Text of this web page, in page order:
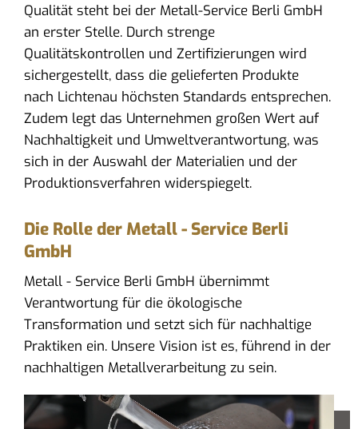
Qualität steht bei der Metall-Service Berli GmbH
an erster Stelle. Durch strenge
Qualitätskontrollen und Zertifizierungen wird
sichergestellt, dass die gelieferten Produkte
nach Lichtenau höchsten Standards entsprechen.
Zudem legt das Unternehmen großen Wert auf
Nachhaltigkeit und Umweltverantwortung, was
sich in der Auswahl der Materialien und der
Produktionsverfahren widerspiegelt.
Die Rolle der Metall - Service Berli
GmbH
Metall - Service Berli GmbH übernimmt
Verantwortung für die ökologische
Transformation und setzt sich für nachhaltige
Praktiken ein. Unsere Vision ist es, führend in der
nachhaltigen Metallverarbeitung zu sein.